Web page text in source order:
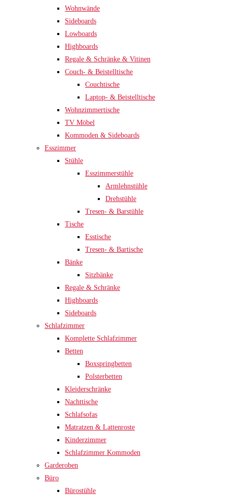
Wohnwände
Sideboards
Lowboards
Highboards
Regale & Schränke & Vitinen
Couch- & Beistelltische
Couchtische
Laptop- & Beistelltische
Wohnzimmertische
TV Möbel
Kommoden & Sideboards
Esszimmer
Stühle
Esszimmerstühle
Armlehnstühle
Drehstühle
Tresen- & Barstühle
Tische
Esstische
Tresen- & Bartische
Bänke
Sitzbänke
Regale & Schränke
Highboards
Sideboards
Schlafzimmer
Komplette Schlafzimmer
Betten
Boxspringbetten
Polsterbetten
Kleiderschränke
Nachttische
Schlafsofas
Matratzen & Lattenroste
Kinderzimmer
Schlafzimmer Kommoden
Garderoben
Büro
Bürostühle